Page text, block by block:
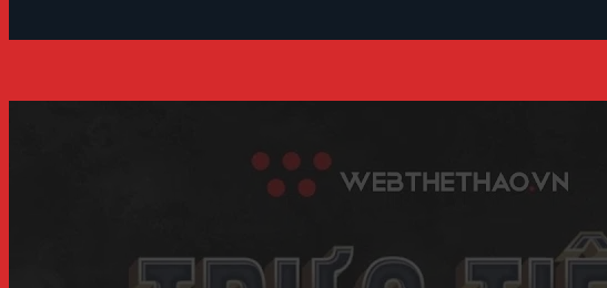
Link xem trực
tổng hợp